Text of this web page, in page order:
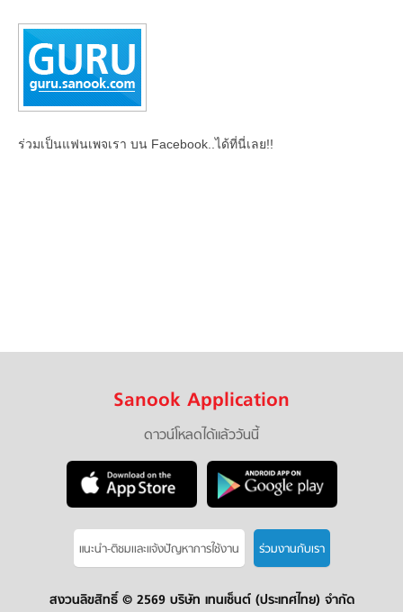
ร่วมเป็นแฟนเพจเรา บน Facebook..ได้ที่นี่เลย!!
Sanook Application
ดาวน์โหลดได้แล้ววันนี้
แนะนำ-ติชมเเละแจ้งปัญหาการใช้งาน ร่วมงานกับเรา
สงวนลิขสิทธิ์ © 2569 บริษัท เทนเซ็นต์ (ประเทศไทย) จำกัด